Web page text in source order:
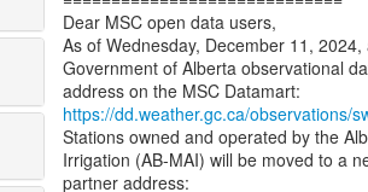
Dear MSC open data users,
As of Wednesday, December 11,
Government of Alberta observational
https://dd.weather.gc.ca/observations/
Stations owned and operated by the
Irrigation (AB-MAI) will be moved to a